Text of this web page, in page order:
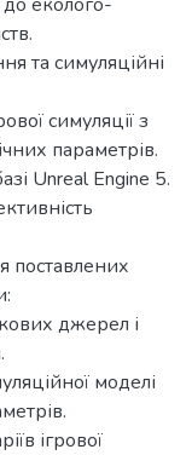
та симуляційні
симуляції з
параметрів.
Unreal Engine 5.
поставлених
джерел і
моделі
ігрової